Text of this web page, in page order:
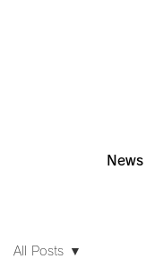
News
All Posts